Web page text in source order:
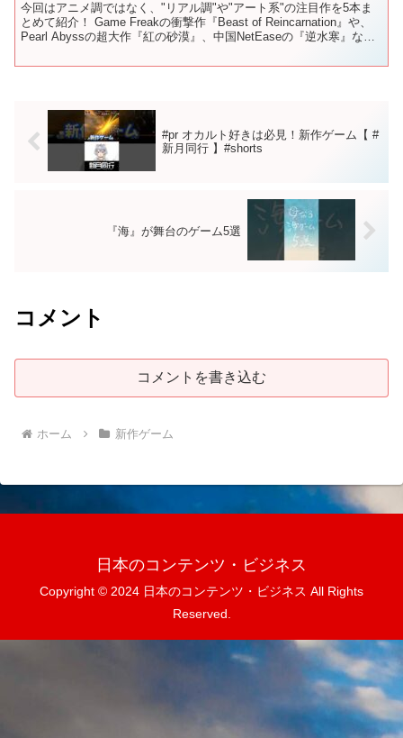
今回はアニメ調ではなく、"リアル調"や"アート系"の注目作を5本ま
とめて紹介！ Game Freakの衝撃作『Beast of Reincarnation』や、
Pearl Abyssの超大作『紅の砂漠』、中国NetEaseの『逆水寒』な
#pr オカルト好きは必見！新作ゲーム【 #
新月同行 】#shorts
『海』が舞台のゲーム5選
コメント
コメントを書き込む
ホーム 新作ゲーム
日本のコンテンツ・ビジネス
Copyright © 2024 日本のコンテンツ・ビジネス All Rights
Reserved.